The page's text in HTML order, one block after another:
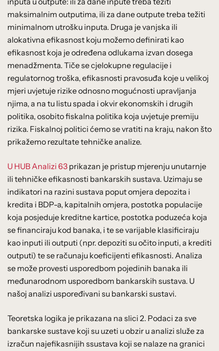
maksimalnim outputima, ili za dane outpute treba težiti
minimalnom utrošku inputa. Druga je vanjska ili
alokativna efikasnost koju možemo definirati kao
efikasnost koja je određena odlukama izvan dosega
menadžmenta. Tiče se cjelokupne regulacije i
regulatornog troška, efikasnosti pravosuđa koje u velikoj
mjeri uvjetuje rizike odnosno mogućnosti upravljanja
njima, a na tu listu spada i okvir ekonomskih i drugih
politika, osobito fiskalna politika koja uvjetuje premiju
rizika. Fiskalnoj politici ćemo se vratiti na kraju, nakon što
prikažemo rezultate tehničke analize.
U HUB Analizi 63 prikazan je pristup mjerenju unutarnje
ili tehničke efikasnosti bankarskih sustava. Uzimaju se
indikatori na razini sustava poput omjera depozita i
kredita i BDP-a, kapitalnih omjera, postotka populacije
koja posjeduje kreditne kartice, postotka poduzeća koja
se financiraju kod banaka, i te se varijable klasificiraju
kao inputi ili outputi (npr. depoziti su očito inputi, a krediti
outputi) te se računaju koeficijenti efikasnosti. Analiza
se može provesti usporedbom pojedinih banaka ili
međunarodnom usporedbom bankarskih sustava. U
našoj analizi uspoređivani su bankarski sustavi.
Teoretska logika je prikazana na slici 2. Podaci za sve
bankarske sustave koji su uzeti u obzir u analizi služe za
izračun najefikasnijih ssustava koji se nalaze na granici